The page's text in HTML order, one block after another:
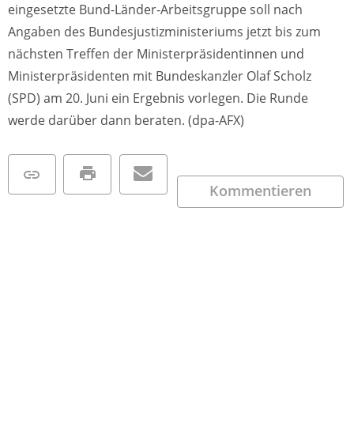
eingesetzte Bund-Länder-Arbeitsgruppe soll nach
Angaben des Bundesjustizministeriums jetzt bis zum
nächsten Treffen der Ministerpräsidentinnen und
Ministerpräsidenten mit Bundeskanzler Olaf Scholz
(SPD) am 20. Juni ein Ergebnis vorlegen. Die Runde
werde darüber dann beraten. (dpa-AFX)
Kommentieren